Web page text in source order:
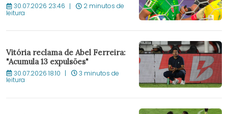
30.07.2026 23:46 2 minutos de
leitura
Vitória reclama de Abel Ferreira:
"Acumula 13 expulsões"
30.07.2026 18:10 3 minutos de
leitura